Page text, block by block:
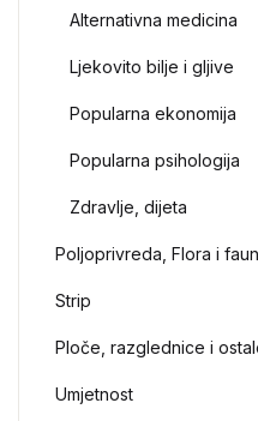
Alternativna medicina
Ljekovito bilje i gljive
Popularna ekonomija
Popularna psihologija
Zdravlje, dijeta
Poljoprivreda, Flora i
Strip
Ploče, razglednice i
Umjetnost